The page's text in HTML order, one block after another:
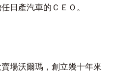
日產汽車的ＣＥＯ。
場沃爾瑪，創立幾十年來